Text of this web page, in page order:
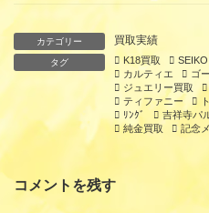
カテゴリー 買取実績
タグ K18買取 SEIKO
カルティエ
ゴ
ジュエリー買取
ティファニー
ﾘﾝｸﾞ
吉祥寺パ
純金買取
記念
コメントを残す